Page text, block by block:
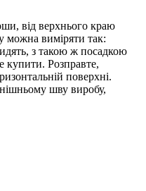
від верхнього краю
можна виміряти так:
з такою ж посадкою
купити. Розправте,
поверхні.
шву виробу,